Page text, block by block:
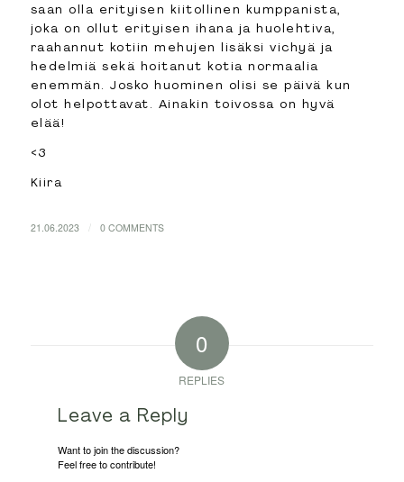
saan olla erityisen kiitollinen kumppanista,
joka on ollut erityisen ihana ja huolehtiva,
raahannut kotiin mehujen lisäksi vichyä ja
hedelmiä sekä hoitanut kotia normaalia
enemmän. Josko huominen olisi se päivä kun
olot helpottavat. Ainakin toivossa on hyvä
elää!
<3
Kiira
21.06.2023 / 0 COMMENTS
0
REPLIES
Leave a Reply
Want to join the discussion?
Feel free to contribute!